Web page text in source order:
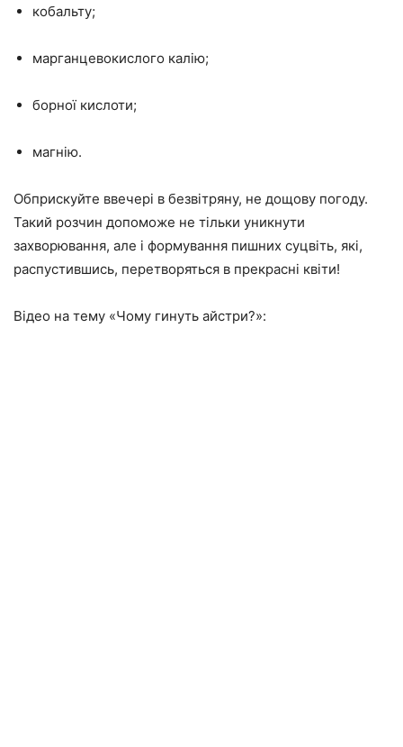
кобальту;
марганцевокислого калію;
борної кислоти;
магнію.
Обприскуйте ввечері в безвітряну, не дощову погоду.
Такий розчин допоможе не тільки уникнути
захворювання, але і формування пишних суцвіть, які,
распустившись, перетворяться в прекрасні квіти!
Відео на тему «Чому гинуть айстри?»: